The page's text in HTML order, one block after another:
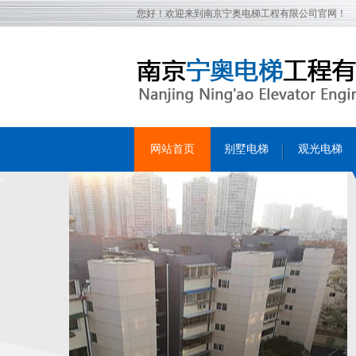
您好！欢迎来到南京宁奥电梯工程有限公司官网！
网站首页 别墅电梯 观光电梯